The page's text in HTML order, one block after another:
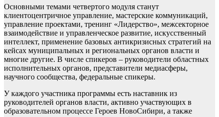
Основными темами четвертого модуля станут
клиентоцентричное управление, мастерские коммуникаций,
управление проектами, тренинг «Лидерство», межсекторное
взаимодействие и управленческое развитие, искусственный
интеллект, применение базовых антикризисных стратегий на
кейсах муниципальных и региональных органов власти и
многие другие. В числе спикеров – руководители областных
исполнительных органов, представители медиасферы,
научного сообщества, федеральные спикеры.
У каждого участника программы есть наставник из
руководителей органов власти, активно участвующих в
образовательном процессе Героев НовоСибири, а также